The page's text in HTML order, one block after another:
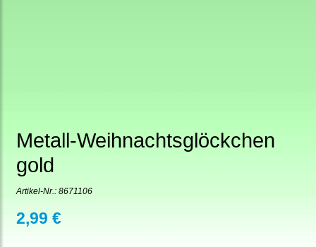
Metall-Weihnachtsglöckchen
gold
Artikel-Nr.: 8671106
2,99 €